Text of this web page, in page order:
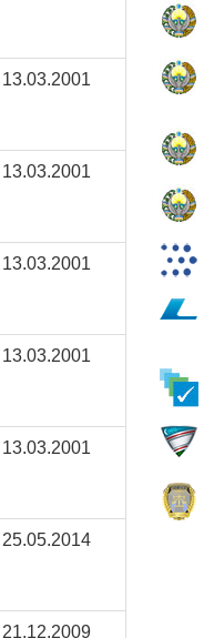
13.03.2001
13.03.2001
13.03.2001
13.03.2001
13.03.2001
25.05.2014
21.12.2009